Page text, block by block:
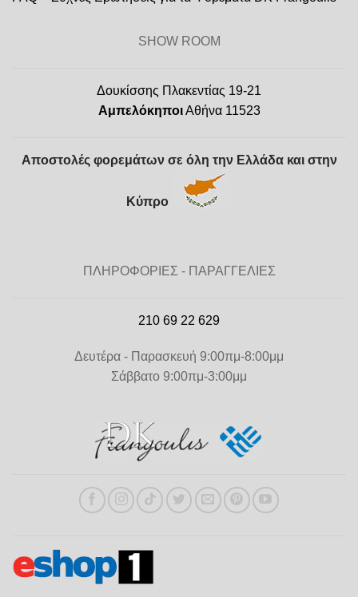
SHOW ROOM
Δουκίσσης Πλακεντίας 19-21
ΑμπελόκηποιΑθήνα 11523
Αποστολές φορεμάτων σε όλη την Ελλάδα και στην
Κύπρο
ΠΛΗΡΟΦΟΡΙΕΣ - ΠΑΡΑΓΓΕΛΙΕΣ
210 69 22 629
Δευτέρα - Παρασκευή 9:00πμ-8:00μμ
Σάββατο 9:00πμ-3:00μμ